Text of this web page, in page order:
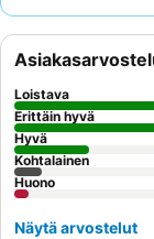
jatkuvasti
avuliaisuudestaan
vaihtoehdoista,
Rauhallisempaa
pyytää huonetta
Loistava
Erittäin hyvä
Hyvä
Kohtalainen
Huono
Näytä arvostelut